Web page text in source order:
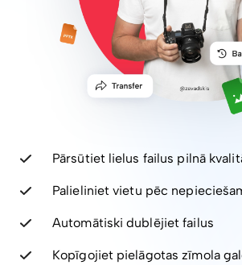
Pārsūtiet lielus failus pilnā
Palieliniet vietu pēc
Automātiski dublējiet failus
Kopīgojiet pielāgotas zīmola